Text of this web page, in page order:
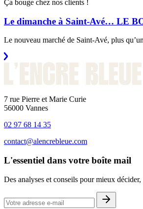
Ça bouge chez nos clients !
Le dimanche à Saint-Avé… LE
Le nouveau marché de Saint-Avé, plus
7 rue Pierre et Marie Curie
56000 Vannes
02 97 68 14 35
contact@alencrebleue.com
L'essentiel dans votre boîte mail
Des analyses et conseils pour mieux